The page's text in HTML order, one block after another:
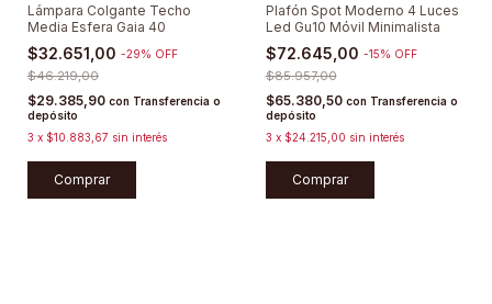
Lámpara Colgante Techo
Media Esfera Gaia 40
$32.651,00 -29% OFF
$46.219,00
$29.385,90 con Transferencia o
depósito
3 x $10.883,67 sin interés
Comprar
Plafón Spot Moderno 4 Luces
Led Gu10 Móvil Minimalista
$72.645,00 -15% OFF
$85.957,00
$65.380,50 con Transferencia o
depósito
3 x $24.215,00 sin interés
Comprar